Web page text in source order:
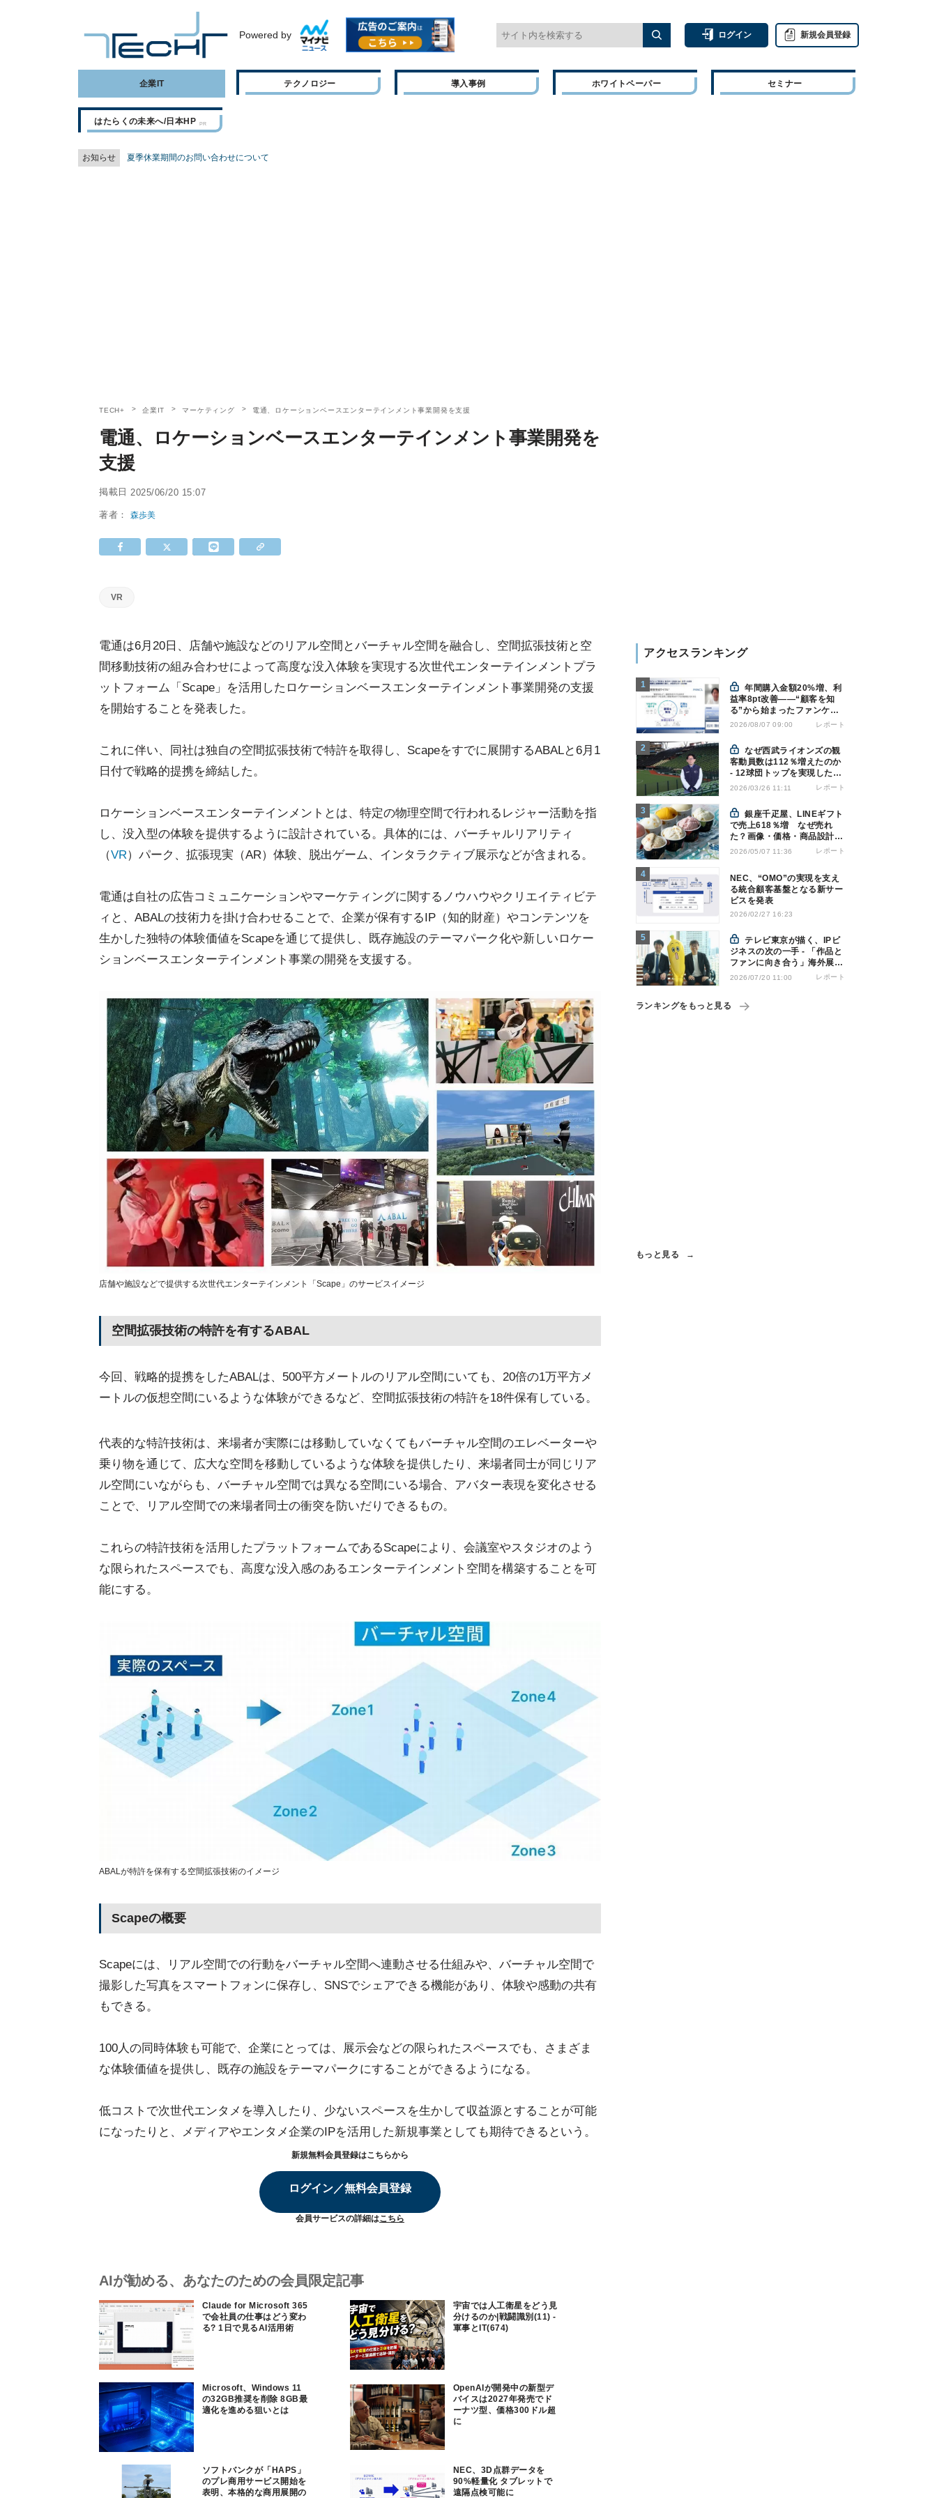
Powered by ログイン 新規会員登録
企業IT テクノロジー 導入事例 ホワイトペーパー セミナー
はたらくの未来へ/日本HP
お知らせ 夏季休業期間のお問い合わせについて
TECH+ 企業IT マーケティング 電通、ロケーションベースエンターテインメント事業開発を支援
電通、ロケーションベースエンターテインメント事業開発を
支援
掲載日 2025/06/20 15:07
著者：森歩美
VR
電通は6月20日、店舗や施設などのリアル空間とバーチャル空間を融合し、空間拡張技術と空
間移動技術の組み合わせによって高度な没入体験を実現する次世代エンターテインメントプラ
ットフォーム「Scape」を活用したロケーションベースエンターテインメント事業開発の支援
を開始することを発表した。
これに伴い、同社は独自の空間拡張技術で特許を取得し、Scapeをすでに展開するABALと6月1
日付で戦略的提携を締結した。
ロケーションベースエンターテインメントとは、特定の物理空間で行われるレジャー活動を指
し、没入型の体験を提供するように設計されている。具体的には、バーチャルリアリティ
（VR）パーク、拡張現実（AR）体験、脱出ゲーム、インタラクティブ展示などが含まれる。
電通は自社の広告コミュニケーションやマーケティングに関するノウハウやクリエイティビテ
ィと、ABALの技術力を掛け合わせることで、企業が保有するIP（知的財産）やコンテンツを
生かした独特の体験価値をScapeを通じて提供し、既存施設のテーマパーク化や新しいロケー
ションベースエンターテインメント事業の開発を支援する。
店舗や施設などで提供する次世代エンターテインメント「Scape」のサービスイメージ
空間拡張技術の特許を有するABAL
今回、戦略的提携をしたABALは、500平方メートルのリアル空間にいても、20倍の1万平方メ
ートルの仮想空間にいるような体験ができるなど、空間拡張技術の特許を18件保有している。
代表的な特許技術は、来場者が実際には移動していなくてもバーチャル空間のエレベーターや
乗り物を通じて、広大な空間を移動しているような体験を提供したり、来場者同士が同じリア
ル空間にいながらも、バーチャル空間では異なる空間にいる場合、アバター表現を変化させる
ことで、リアル空間での来場者同士の衝突を防いだりできるもの。
これらの特許技術を活用したプラットフォームであるScapeにより、会議室やスタジオのよう
な限られたスペースでも、高度な没入感のあるエンターテインメント空間を構築することを可
能にする。
ABALが特許を保有する空間拡張技術のイメージ
Scapeの概要
Scapeには、リアル空間での行動をバーチャル空間へ連動させる仕組みや、バーチャル空間で
撮影した写真をスマートフォンに保存し、SNSでシェアできる機能があり、体験や感動の共有
もできる。
100人の同時体験も可能で、企業にとっては、展示会などの限られたスペースでも、さまざま
な体験価値を提供し、既存の施設をテーマパークにすることができるようになる。
低コストで次世代エンタメを導入したり、少ないスペースを生かして収益源とすることが可能
になったりと、メディアやエンタメ企業のIPを活用した新規事業としても期待できるという。
新規無料会員登録はこちらから
ログイン／無料会員登録
会員サービスの詳細はこちら
AIが勧める、あなたのための会員限定記事
Claude for Microsoft 365
で会社員の仕事はどう変わ
る? 1日で見るAI活用術
宇宙では人工衛星をどう見
分けるのか|戦闘識別(11) -
軍事とIT(674)
Microsoft、Windows 11
の32GB推奨を削除 8GB最
適化を進める狙いとは
OpenAIが開発中の新型デ
バイスは2027年発売でド
ーナツ型、価格300ドル超
に
ソフトバンクが「HAPS」
のプレ商用サービス開始を
表明、本格的な商用展開の
NEC、3D点群データを
90%軽量化 タブレットで
遠隔点検可能に
アクセスランキング
年間購入金額20%増、利
益率8pt改善——“顧客を知
る”から始まったファンケル
の通販変革と、次に見据える
2026/08/07 09:00 レポート
なぜ西武ライオンズの観
客動員数は112％増えたのか
- 12球団トップを実現した戦
略の全貌
2026/03/26 11:11 レポート
銀座千疋屋、LINEギフト
で売上618％増 なぜ売れ
た？画像・価格・商品設計を
解説
2026/05/07 11:36 レポート
NEC、“OMO”の実現を支え
る統合顧客基盤となる新サー
ビスを発表
2026/02/27 16:23
テレビ東京が描く、IPビ
ジネスの次の一手 - 「作品と
ファンに向き合う」海外展開
とは
2026/07/20 11:00 レポート
ランキングをもっと見る
もっと見る